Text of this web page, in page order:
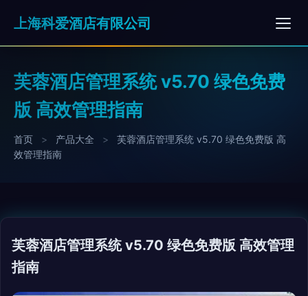
上海科爱酒店有限公司
芙蓉酒店管理系统 v5.70 绿色免费
版 高效管理指南
首页 > 产品大全 >
芙蓉酒店管理系统 v5.70 绿色免费版 高
效管理指南
芙蓉酒店管理系统 v5.70 绿色免费版 高效管理
指南